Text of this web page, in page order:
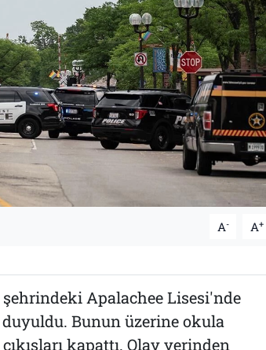
A- A+
Apalachee Lisesi'nde
duyuldu. Bunun üzerine okula
kapattı. Olay yerinden